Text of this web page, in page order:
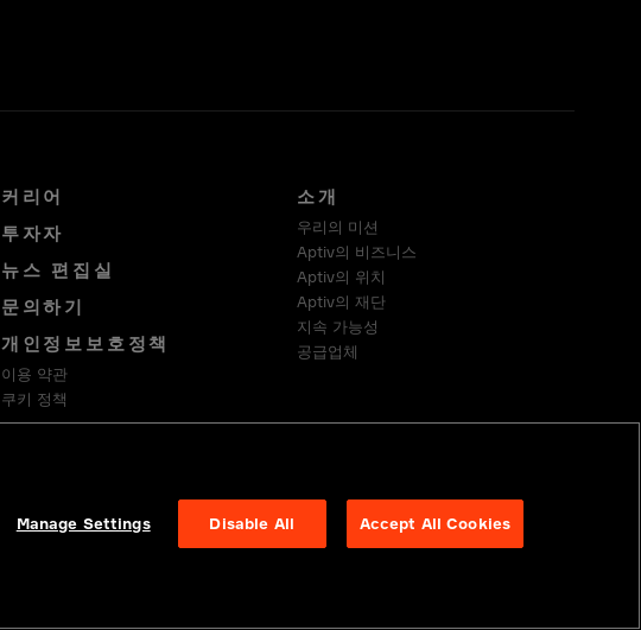
커리어
투자자
뉴스 편집실
문의하기
개인정보보호정책
이용 약관
쿠키 정책
소개
우리의 미션
Aptiv의 비즈니스
Aptiv의 위치
Aptiv의 재단
지속 가능성
공급업체
Manage Settings Disable All Accept All Cookies